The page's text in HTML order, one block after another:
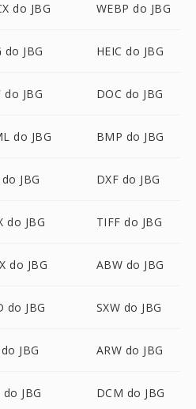
do JBG WEBP do JBG
do JBG HEIC do JBG
do JBG DOC do JBG
do JBG BMP do JBG
JBG DXF do JBG
do JBG TIFF do JBG
do JBG ABW do JBG
do JBG SXW do JBG
JBG ARW do JBG
do JBG DCM do JBG